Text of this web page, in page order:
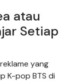
atau
Setiap
yang
K-pop BTS di